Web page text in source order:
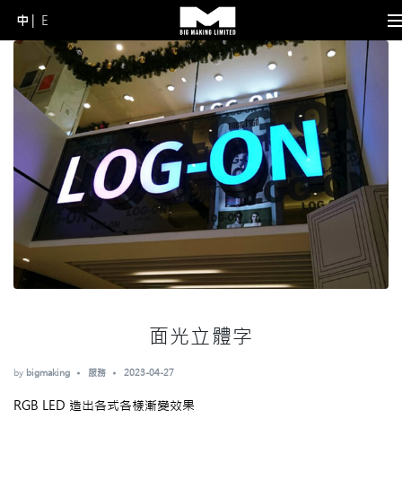
Skip
content
(Press
中 E
面光立體字
by bigmaking 服務 2023-04-27
RGB LED 造出各式各樣漸變效果